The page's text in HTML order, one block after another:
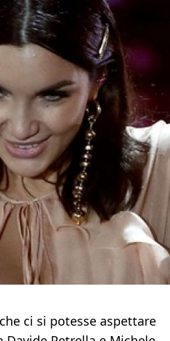
ci si potesse aspettare